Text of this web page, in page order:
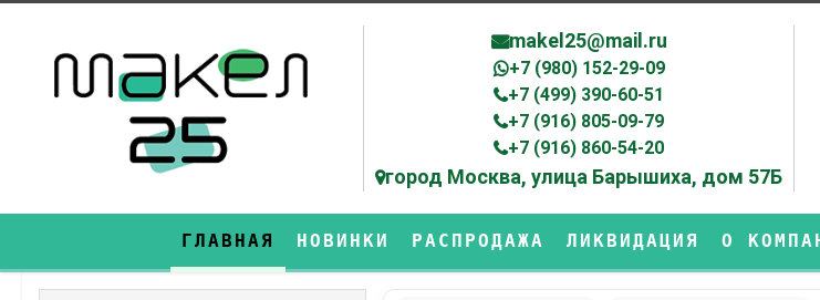
makel25@mail.ru
+7 (980) 152-29-09
+7 (499) 390-60-51
+7 (916) 805-09-79
+7 (916) 860-54-20
город Москва, улица Барышиха, дом 57Б
ГЛАВНАЯ НОВИНКИ РАСПРОДАЖА ЛИКВИДАЦИЯ О